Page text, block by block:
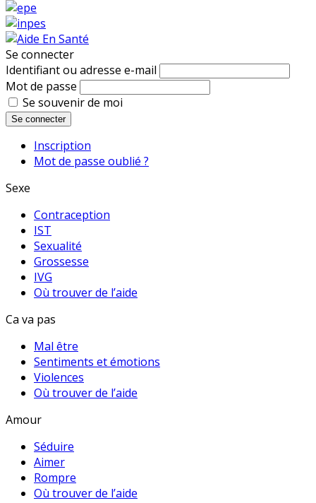
Se connecter
Identifiant ou adresse e-mail
Mot de passe
Se souvenir de moi
Se connecter
Inscription
Mot de passe oublié ?
Sexe
Contraception
IST
Sexualité
Grossesse
IVG
Où trouver de l’aide
Ca va pas
Mal être
Sentiments et émotions
Violences
Où trouver de l’aide
Amour
Séduire
Aimer
Rompre
Où trouver de l’aide